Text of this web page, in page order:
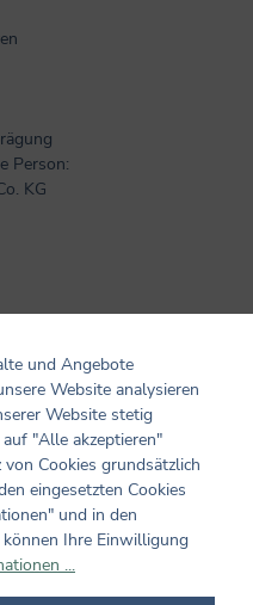
Person:
KG
von 5 Sternen
Produkt mit anderen
auf Produkte
Zusammenhang stellen
einem vorhandenen
und Angebote
Website analysieren
Website stetig
"Alle akzeptieren"
Cookies grundsätzlich
eingesetzten Cookies
und in den
Ihre Einwilligung
...